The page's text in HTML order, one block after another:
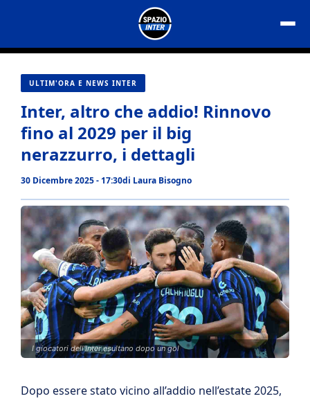
contenuto
ULTIM'ORA E NEWS INTER
Inter, altro che addio! Rinnovo
fino al 2029 per il big
nerazzurro, i dettagli
30 Dicembre 2025 - 17:30di Laura Bisogno
I giocatori dell'Inter esultano dopo un gol
Dopo essere stato vicino all’addio nell’estate 2025,